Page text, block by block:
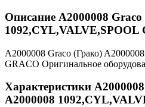
Описание A2000008
1092,CYL,VALVE,SPOOL
A2000008 Graco (Грако)
GRACO Оригинальное
Характеристики
A2000008